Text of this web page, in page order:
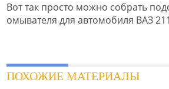
Вот так просто можно собрать
омывателя для автомобиля ВАЗ
ПОХОЖИЕ МАТЕРИАЛЫ